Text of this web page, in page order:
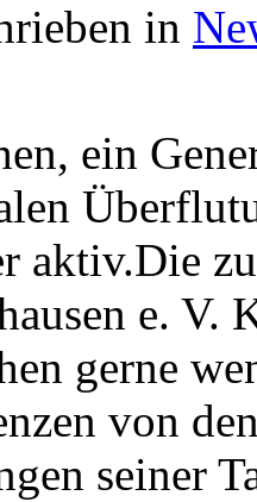
in
ein
aktiv.Die
e. V.
gerne
von
seiner